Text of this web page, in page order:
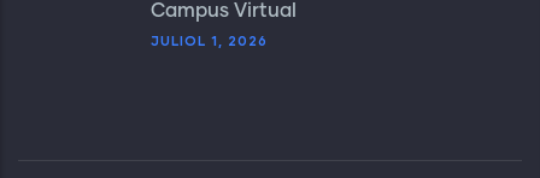
Campus Virtual
JULIOL 1, 2026